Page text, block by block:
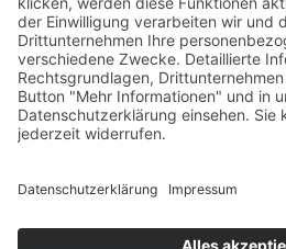
6259 ∎

© Residence Geigerhof***